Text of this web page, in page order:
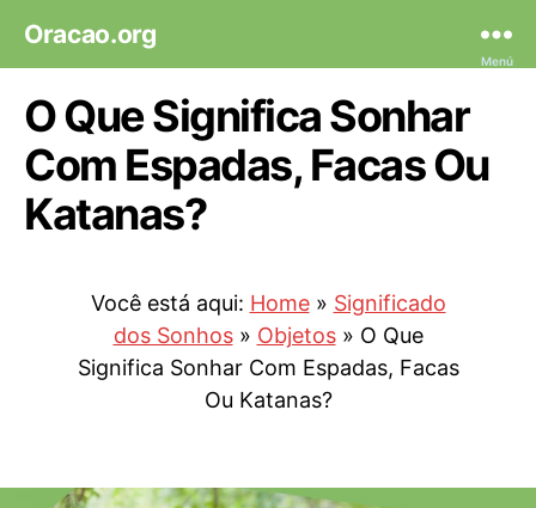
Oracao.org
Menú
O Que Significa Sonhar
Com Espadas, Facas Ou
Katanas?
Você está aqui: Home» Significado
dos Sonhos» Objetos» O Que
Significa Sonhar Com Espadas, Facas
Ou Katanas?